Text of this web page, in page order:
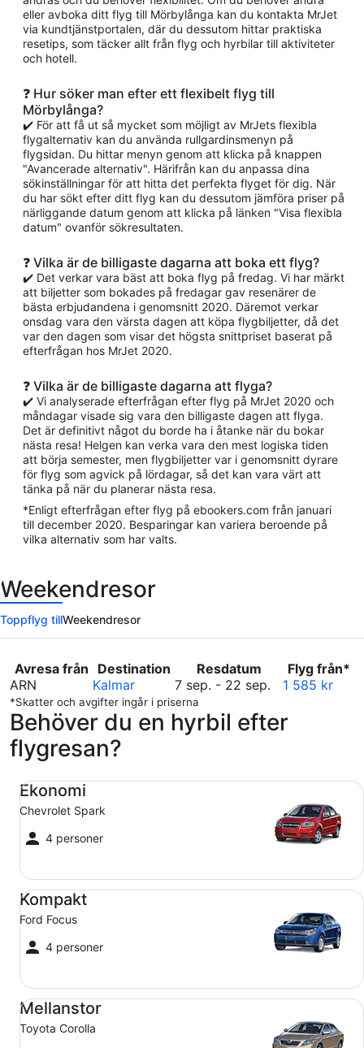
eller avboka ditt flyg till Mörbylånga kan du kontakta MrJet
via kundtjänstportalen, där du dessutom hittar praktiska
resetips, som täcker allt från flyg och hyrbilar till aktiviteter
och hotell.
❓ Hur söker man efter ett flexibelt flyg till
Mörbylånga?
✔️ För att få ut så mycket som möjligt av MrJets flexibla
flygalternativ kan du använda rullgardinsmenyn på
flygsidan. Du hittar menyn genom att klicka på knappen
"Avancerade alternativ". Härifrån kan du anpassa dina
sökinställningar för att hitta det perfekta flyget för dig. När
du har sökt efter ditt flyg kan du dessutom jämföra priser på
närliggande datum genom att klicka på länken "Visa flexibla
datum" ovanför sökresultaten.
❓ Vilka är de billigaste dagarna att boka ett flyg?
✔️ Det verkar vara bäst att boka flyg på fredag. Vi har märkt
att biljetter som bokades på fredagar gav resenärer de
bästa erbjudandena i genomsnitt 2020. Däremot verkar
onsdag vara den värsta dagen att köpa flygbiljetter, då det
var den dagen som visar det högsta snittpriset baserat på
efterfrågan hos MrJet 2020.
❓ Vilka är de billigaste dagarna att flyga?
✔️ Vi analyserade efterfrågan efter flyg på MrJet 2020 och
måndagar visade sig vara den billigaste dagen att flyga.
Det är definitivt något du borde ha i åtanke när du bokar
nästa resa! Helgen kan verka vara den mest logiska tiden
att börja semester, men flygbiljetter var i genomsnitt dyrare
för flyg som agvick på lördagar, så det kan vara värt att
tänka på när du planerar nästa resa.
*Enligt efterfrågan efter flyg på ebookers.com från januari
till december 2020. Besparingar kan variera beroende på
vilka alternativ som har valts.
Weekendresor
Toppflyg tillWeekendresor
Avresa från Destination Resdatum
Flyg från*
ARN
Kalmar 7 sep. - 22 sep. september
till
september
1 585 kr
*Skatter och avgifter ingår i priserna
Behöver du en hyrbil efter
flygresan?
Ekonomi
Chevrolet Spark
4 personer
Ekonomi Chevrolet Spark
Kompakt
Ford Focus
4 personer
Kompakt Ford Focus
Mellanstor
Toyota Corolla
Mellanstor Toyota Corolla